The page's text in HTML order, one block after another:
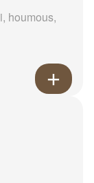
houmous,